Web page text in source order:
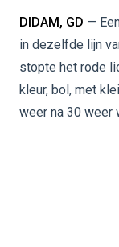
DIDAM, GD —
in dezelfde lijn
stopte het rode
kleur, bol, met
weer na 30 weer